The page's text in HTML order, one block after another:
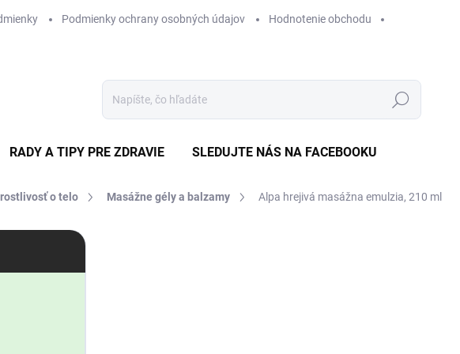
Podmienky ochrany osobných údajov Hodnotenie obchodu
Hľadať
RADY A TIPY PRE ZDRAVIE SLEDUJTE NÁS NA FACEBOOKU
o telo Masážne gély a balzamy Alpa hrejivá masážna emulzia, 210 ml